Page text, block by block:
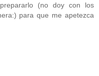
(no doy con los
para que me apetezca